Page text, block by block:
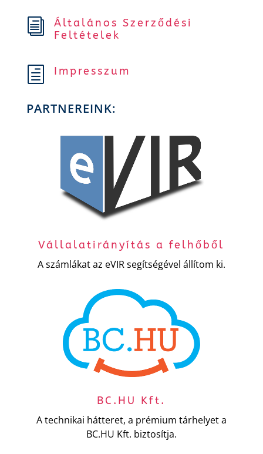
i
Általános Szerződési
Feltételek
h Impresszum
PARTNEREINK:
Vállalatirányítás a felhőből
A számlákat az eVIR segítségével állítom ki.
BC.HU Kft.
A technikai hátteret, a prémium tárhelyet a
BC.HU Kft. biztosítja.